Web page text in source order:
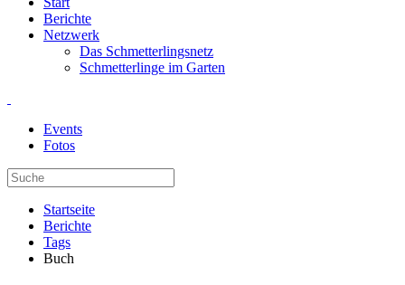
Berichte
Netzwerk
Das Schmetterlingsnetz
Schmetterlinge im Garten
Events
Fotos
Startseite
Berichte
Tags
Buch